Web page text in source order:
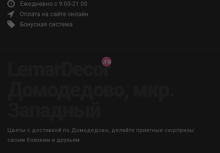
Ежедневно с 9:00-21:00
Оплата на сайте онлайн
Бонусная система
LemarDecor
Цветы с доставкой по Домодедово, делайте приятные сюрпризы
своим близким и друзьям.